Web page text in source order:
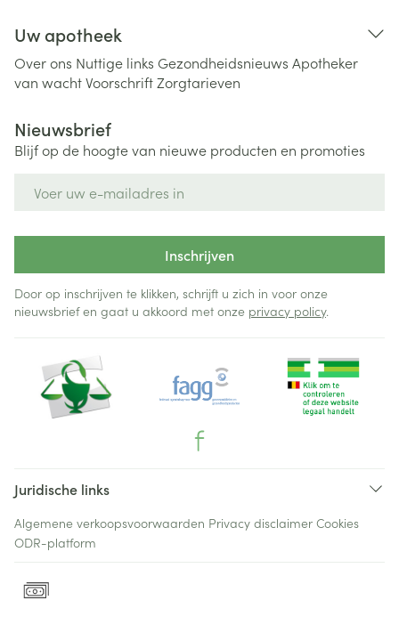
Uw apotheek
Over ons Nuttige links Gezondheidsnieuws Apotheker
van wachtVoorschriftZorgtarieven
Nieuwsbrief
Blijf op de hoogte van nieuwe producten en promoties
Inschrijven
Door op inschrijven te klikken, schrijft u zich in voor onze
nieuwsbrief en gaat u akkoord met onze privacy policy.
Juridische links
Algemene verkoopsvoorwaarden Privacy disclaimer Cookies
ODR-platform